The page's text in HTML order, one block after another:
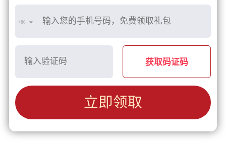
+86
获取码证码
立即领取